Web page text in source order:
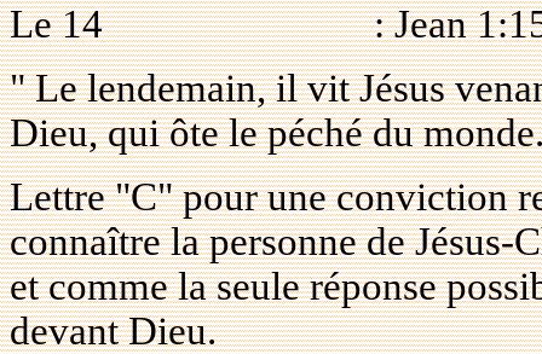
Le 14
: Jean
" Le lendemain, il vit Jésus
Dieu, qui ôte le péché du
Lettre "C" pour une conviction
connaître la personne de
et comme la seule réponse
devant Dieu.